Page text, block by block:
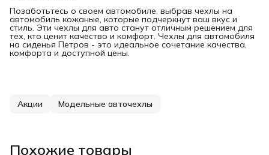
Позаботьтесь о своем автомобиле, выбрав чехлы на
автомобиль кожаные, которые подчеркнут ваш вкус и
стиль. Эти чехлы для авто станут отличным решением для
тех, кто ценит качество и комфорт. Чехлы для автомобиля
на сиденья Петров - это идеальное сочетание качества,
комфорта и доступной цены.
Акции Модельные авточехлы
Похожие товары